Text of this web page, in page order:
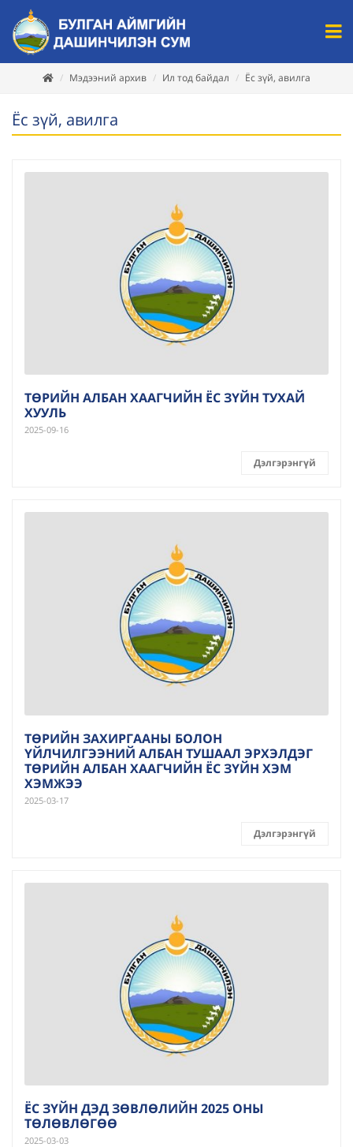
Мэдээний архив Ил тод байдал Ёс зүй, авилга
Ёс зүй, авилга
ТӨРИЙН АЛБАН ХААГЧИЙН ЁС ЗҮЙН ТУХАЙ
ХУУЛЬ
2025-09-16
Дэлгэрэнгүй
ТӨРИЙН ЗАХИРГААНЫ БОЛОН
ҮЙЛЧИЛГЭЭНИЙ АЛБАН ТУШААЛ ЭРХЭЛДЭГ
ТӨРИЙН АЛБАН ХААГЧИЙН ЁС ЗҮЙН ХЭМ
ХЭМЖЭЭ
2025-03-17
Дэлгэрэнгүй
ЁС ЗҮЙН ДЭД ЗӨВЛӨЛИЙН 2025 ОНЫ
ТӨЛӨВЛӨГӨӨ
2025-03-03